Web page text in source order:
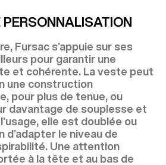
PERSONNALISATION
Fursac s’appuie sur ses
pour garantir une
et cohérente. La veste peut
une construction
pour plus de tenue, ou
davantage de souplesse et
elle est doublée ou
d’adapter le niveau de
Une attention
à la tête et au bas de